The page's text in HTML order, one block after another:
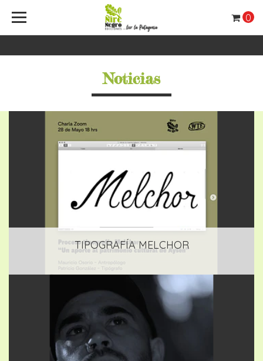
0
Noticias
TIPOGRAFÍA MELCHOR